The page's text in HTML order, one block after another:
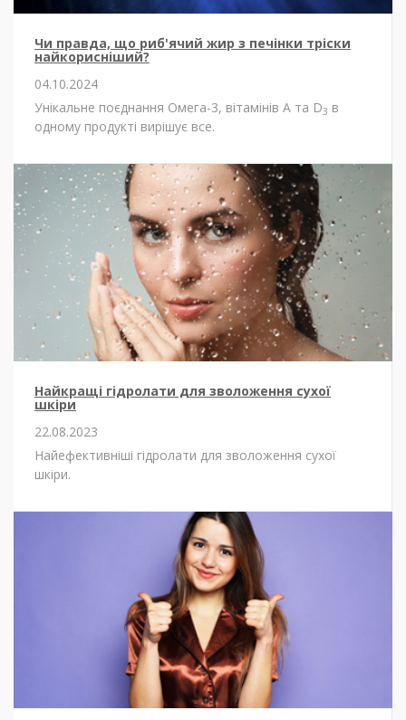
Чи правда, що риб'ячий жир з печінки тріски
найкорисніший?
04.10.2024
Унікальне поєднання Омега-3, вітамінів А та D3 в
одному продукті вирішує все.
Найкращі гідролати для зволоження сухої
шкіри
22.08.2023
Найефективніші гідролати для зволоження сухої
шкіри.